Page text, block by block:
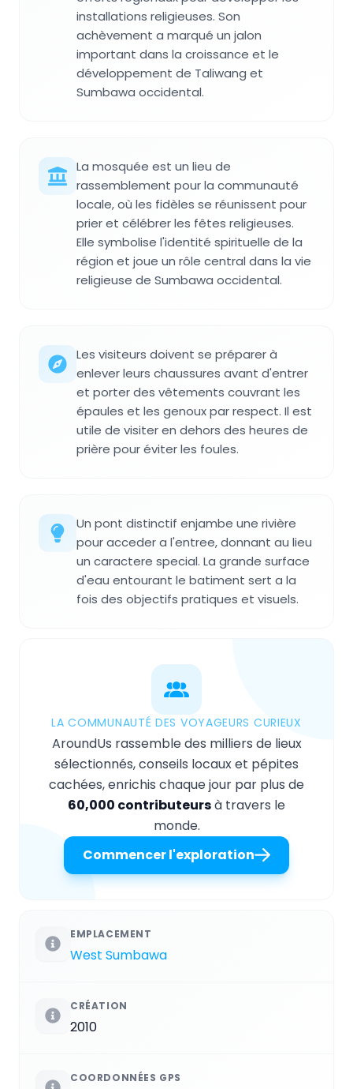
installations religieuses. Son
achèvement a marqué un jalon
important dans la croissance et le
développement de Taliwang et
Sumbawa occidental.
La mosquée est un lieu de
rassemblement pour la communauté
locale, où les fidèles se réunissent pour
prier et célébrer les fêtes religieuses.
Elle symbolise l'identité spirituelle de la
région et joue un rôle central dans la vie
religieuse de Sumbawa occidental.
Les visiteurs doivent se préparer à
enlever leurs chaussures avant d'entrer
et porter des vêtements couvrant les
épaules et les genoux par respect. Il est
utile de visiter en dehors des heures de
prière pour éviter les foules.
Un pont distinctif enjambe une rivière
pour acceder a l'entree, donnant au lieu
un caractere special. La grande surface
d'eau entourant le batiment sert a la
fois des objectifs pratiques et visuels.
LA COMMUNAUTÉ DES VOYAGEURS CURIEUX
AroundUs rassemble des milliers de lieux
sélectionnés, conseils locaux et pépites
cachées, enrichis chaque jour par plus de
60,000 contributeursà travers le
monde.
Commencer l'exploration
EMPLACEMENT
West Sumbawa
CRÉATION
2010
COORDONNÉES GPS